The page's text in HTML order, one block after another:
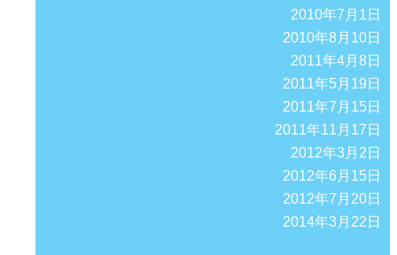
2010年7月1日
2010年8月10日
2011年4月8日
2011年5月19日
2011年7月15日
2011年11月17日
2012年3月2日
2012年6月15日
2012年7月20日
2014年3月22日